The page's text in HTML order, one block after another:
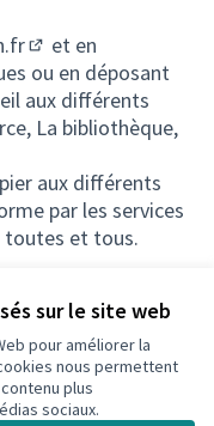
sur le site web
pour améliorer la
nous permettent
plus
sociaux.
(Lien externe)
et en
ou en déposant
aux différents
La bibliothèque,
aux différents
par les services
toutes et tous.